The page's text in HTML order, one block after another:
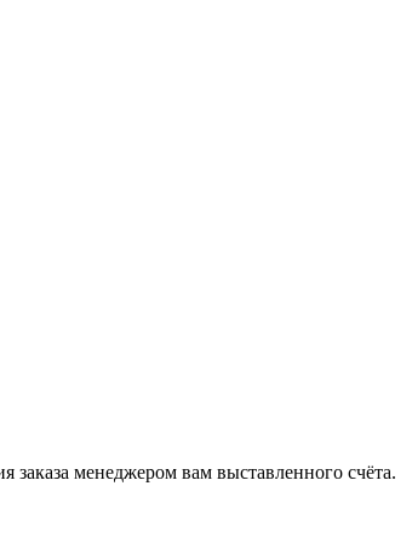
менеджером вам выставленного счёта.